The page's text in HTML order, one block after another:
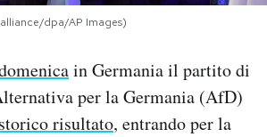
dpa/AP Images)
in Germania il partito di
per la Germania (AfD)
risultato, entrando per la